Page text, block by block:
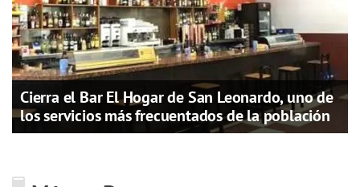
Cierra el Bar El Hogar de San Leonardo, uno de
los servicios más frecuentados de la población